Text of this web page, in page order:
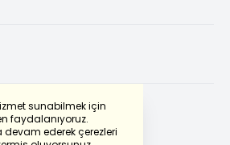
sunabilmek için
faydalanıyoruz.
ederek çerezleri
Translate